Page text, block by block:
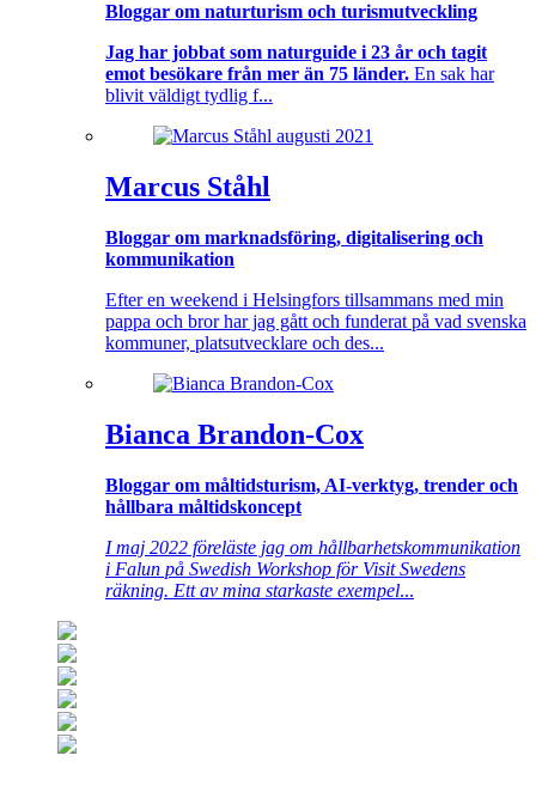
Bloggar om naturturism och turismutveckling
Jag har jobbat som naturguide i 23 år och tagit
emot besökare från mer än 75 länder. En sak har
blivit väldigt tydlig f...
Marcus Ståhl
Bloggar om marknadsföring, digitalisering och
kommunikation
Efter en weekend i Helsingfors tillsammans med min
pappa och bror har jag gått och funderat på vad svenska
kommuner, platsutvecklare och des...
Bianca Brandon-Cox
Bloggar om måltidsturism, AI-verktyg, trender och
hållbara måltidskoncept
I maj 2022 föreläste jag om hållbarhetskommunikation
i Falun på Swedish Workshop för Visit Swedens
räkning. Ett av mina starkaste exempel...